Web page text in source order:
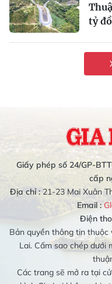
tỷ
Giấy phép số 24/GP-
cấp
Địa chỉ :21-23 Mai Xuân
Email :
Điện
Bản quyền thông tin thuộc
Lai. Cấm sao chép dưới
Các trang sẽ mở ra tại